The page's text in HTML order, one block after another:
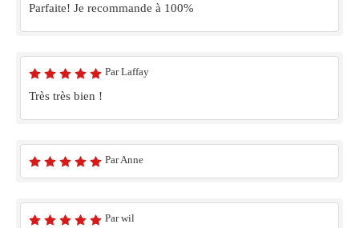
Parfaite! Je recommande à 100%
Par Laffay
Très très bien !
Par Anne
Par wil